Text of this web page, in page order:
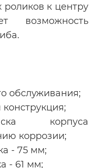
к центру
обслуживания;
корпуса
коррозии;
- 75 мм;
- 61 мм;